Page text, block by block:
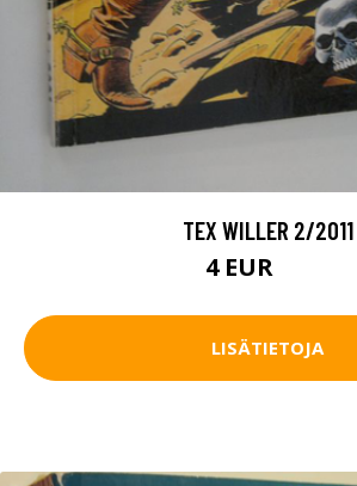
TEX WILLER 2/2011
4 EUR
LISÄTIETOJA